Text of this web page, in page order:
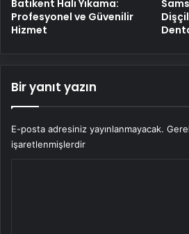
Batıkent Halı Yıkama:
Profesyonel ve Güvenilir
Hizmet
Bir yanıt yazın
E-posta adresiniz yayınlanmayacak.
işaretlenmişlerdir